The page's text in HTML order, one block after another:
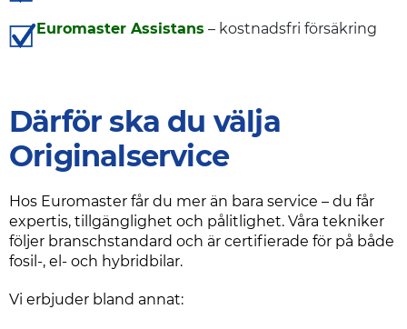
Euromaster Assistans – kostnadsfri försäkring
Därför ska du välja
Originalservice
Hos Euromaster får du mer än bara service – du får
expertis, tillgänglighet och pålitlighet. Våra tekniker
följer branschstandard och är certifierade för på både
fosil-, el- och hybridbilar.
Vi erbjuder bland annat: